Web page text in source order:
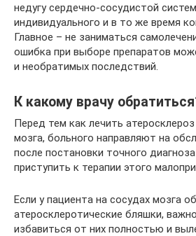
недугу сердечно-сосудистой
индивидуального и в то же время
Главное – не заниматься
ошибка при выборе препаратов
и необратимых последствий.
К какому врачу
Перед тем как лечить
мозга, больного направляют на
после постановки точного
приступить к терапии этого
Если у пациента на сосудах мозга
атеросклеротические бляшки,
избавиться от них полностью и